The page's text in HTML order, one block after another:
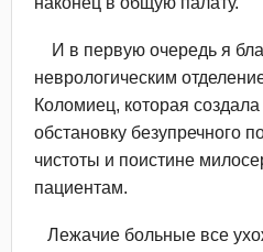
И в первую очередь я
неврологическим
Коломиец, которая
обстановку безупречного
чистоты и поистине
пациентам.
Лежачие больные все